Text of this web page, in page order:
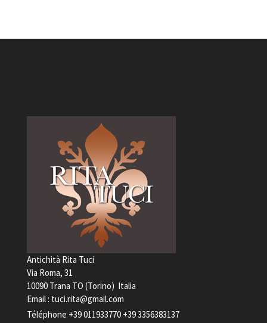
Antichità Rita Tuci
Via Roma, 31
10090 Trana TO (Torino) Italia
Email : tuci.rita@gmail.com
Téléphone +39 011933770 +39 3356383137